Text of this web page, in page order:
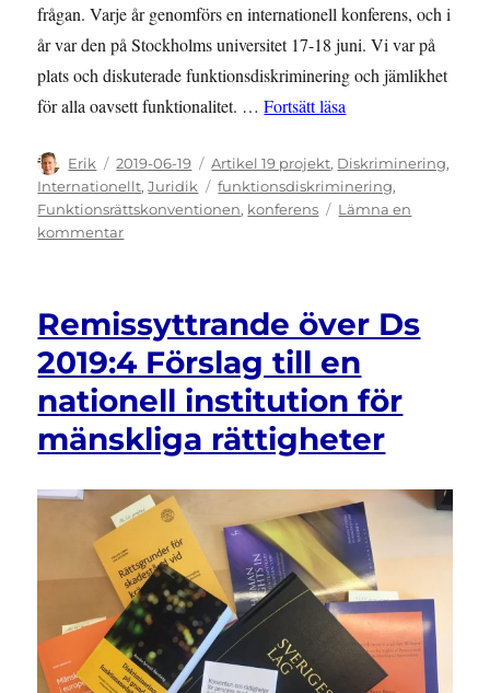
frågan. Varje år genomförs en internationell konferens, och i
år var den på Stockholms universitet 17-18 juni. Vi var på
plats och diskuterade funktionsdiskriminering och jämlikhet
för alla oavsett funktionalitet. …Fortsätt läsa
Författare
Erik
Publicerat
den
2019-06-19 Kategorier
Artikel 19 projekt, Diskriminering,
Internationellt,Juridik Etiketter
funktionsdiskriminering,
Funktionsrättskonventionen, konferens
Lämna en
kommentartill
form
diskriminering”
–
konferens
om
jämlikhet
diskriminering
i
Stockholm
Remissyttrande över Ds
2019:4 Förslag till en
nationell institution för
mänskliga rättigheter